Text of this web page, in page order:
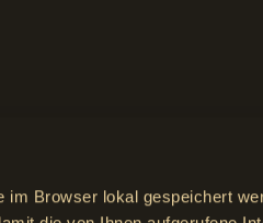
Browser lokal gespeichert